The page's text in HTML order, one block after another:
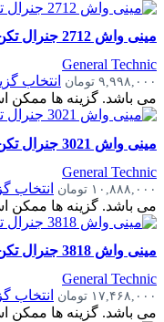
مینی واش 2712 جنرال تکن...
General Technic
۹,۹۹۸,۰۰۰ تومان انتخاب
می باشد. گزینه ها
مینی واش 3021 جنرال تکن...
General Technic
۱۰,۸۸۸,۰۰۰ تومان انتخاب
می باشد. گزینه ها
مینی واش 3818 جنرال تکن...
General Technic
۱۷,۴۶۸,۰۰۰ تومان انتخاب
می باشد. گزینه ها